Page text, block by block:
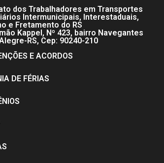
dos Trabalhadores em Transportes
Intermunicipais, Interestaduais,
e Fretamento do RS
Kappel, Nº 423, bairro Navegantes
RS, Cep: 90240-210
E ACORDOS
DE FÉRIAS